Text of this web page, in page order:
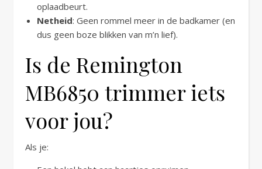
oplaadbeurt.
Netheid: Geen rommel meer in de badkamer (en
dus geen boze blikken van m’n lief).
Is de Remington
MB6850 trimmer iets
voor jou?
Als je: